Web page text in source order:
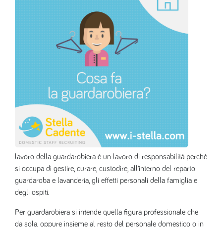
lavoro della guardarobiera è un lavoro di responsabilità perché
si occupa di gestire, curare, custodire, all’interno del reparto
guardaroba e lavanderia, gli effetti personali della famiglia e
degli ospiti.
Per guardarobiera si intende quella figura professionale che
da sola, oppure insieme al resto del personale domestico o in